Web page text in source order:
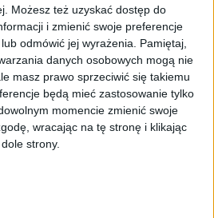
Możesz też uzyskać dostęp do
i zmienić swoje preferencje
odmówić jej wyrażenia.
Pamiętaj,
danych osobowych mogą nie
masz prawo sprzeciwić się takiemu
będą mieć zastosowanie tylko
momencie zmienić swoje
wracając na tę stronę i klikając
strony.
względem dostępności
łaskawe dla
Spółki te musiały
VC winter. BioCam nie
trudny okres, ale wyszedł
i jeszcze bardziej
rewolucję na